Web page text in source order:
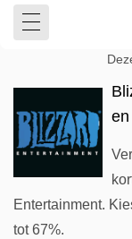
Entertainment.
tot 67%.